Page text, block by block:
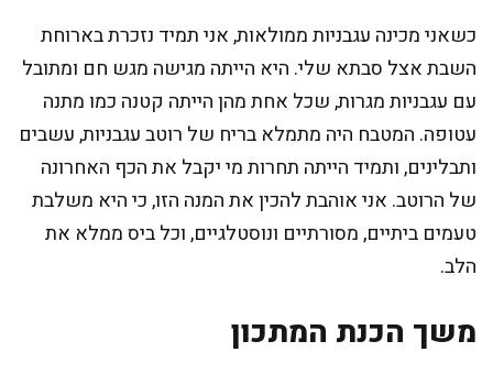
כשאני מכינה עגבניות ממולאות, אני תמיד נזכרת בארוחת
השבת אצל סבתא שלי. היא הייתה מגישה מגש חם ומתובל
עם עגבניות מגרות, שכל אחת מהן הייתה קטנה כמו מתנה
עטופה. המטבח היה מתמלא בריח של רוטב עגבניות, עשבים
ותבלינים, ותמיד הייתה תחרות מי יקבל את הכף האחרונה
של הרוטב. אני אוהבת להכין את המנה הזו, כי היא משלבת
טעמים ביתיים, מסורתיים ונוסטלגיים, וכל ביס ממלא את
הלב.
משך הכנת המתכון